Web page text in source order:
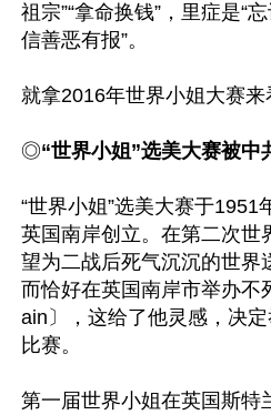
祖宗”“拿命换钱”，里症是“
信善恶有报”。
就拿2016年世界小姐大赛来
◎“世界小姐”选美大赛被中
“世界小姐”选美大赛于1951
英国南岸创立。在第二次世
望为二战后死气沉沉的世界
而恰好在英国南岸市举办不
ain〕，这给了他灵感，决
比赛。
第一届世界小姐在英国斯特